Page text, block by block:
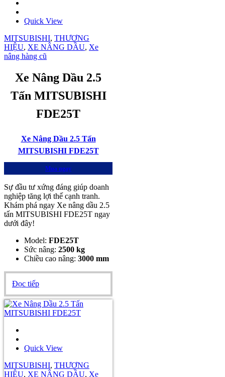
Quick View
MITSUBISHI, THƯƠNG
HIỆU, XE NÂNG DẦU, Xe
nâng hàng cũ
Xe Nâng Dầu 2.5
Tấn MITSUBISHI
FDE25T
Xe Nâng Dầu 2.5 Tấn
MITSUBISHI FDE25T
Mua ngay
Sự đầu tư xứng đáng giúp doanh
nghiệp tăng lợi thế cạnh tranh.
Khám phá ngay Xe nâng dầu 2.5
tấn MITSUBISHI FDE25T ngay
dưới đây!
Model: FDE25T
Sức nâng: 2500 kg
Chiều cao nâng: 3000 mm
Đọc tiếp
Quick View
MITSUBISHI, THƯƠNG
HIỆU, XE NÂNG DẦU, Xe